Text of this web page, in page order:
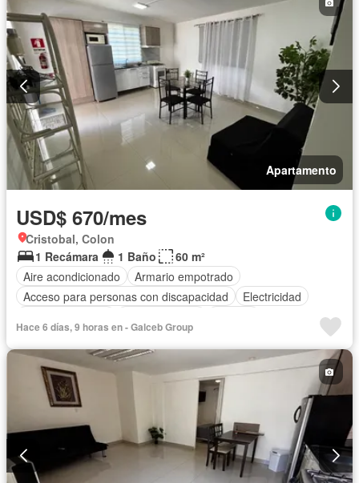
Apartamento
USD$ 670/mes
Cristobal, Colon
1 Recámara
1 Baño
60 m²
Aire acondicionado
Armario empotrado
Acceso para personas con discapacidad
Electricidad
Vista panorámica
Agua Patio
Hace 6 días, 9 horas en - Galceb Group